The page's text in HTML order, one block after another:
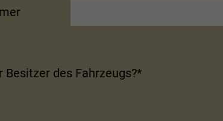
Besitzer des Fahrzeugs?*